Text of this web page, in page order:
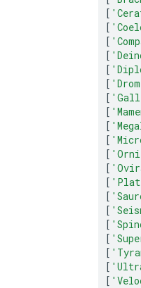
[
[
[
[
[
[
[
[
[
[
[
[
[
[
[
[
[
[
[
[